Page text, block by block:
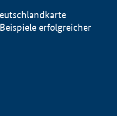
erfolgreicher